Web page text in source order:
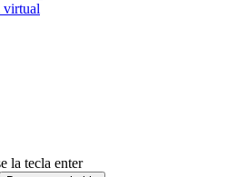
virtual
la tecla enter